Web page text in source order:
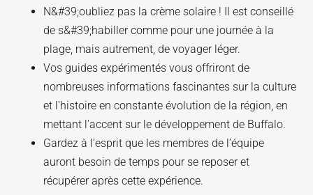
N&#39;oubliez pas la crème solaire ! Il est conseillé
de s&#39;habiller comme pour une journée à la
plage, mais autrement, de voyager léger.
Vos guides expérimentés vous offriront de
nombreuses informations fascinantes sur la culture
et l'histoire en constante évolution de la région, en
mettant l'accent sur le développement de Buffalo.
Gardez à l’esprit que les membres de l’équipe
auront besoin de temps pour se reposer et
récupérer après cette expérience.